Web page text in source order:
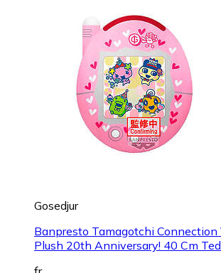
Gosedjur
Banpresto Tamagotchi Connection
Plush 20th Anniversary! 40 Cm